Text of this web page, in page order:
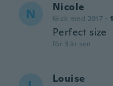
N Nicole
Gick med 2017 ·
Perfect size
för 3 år sen
Louise